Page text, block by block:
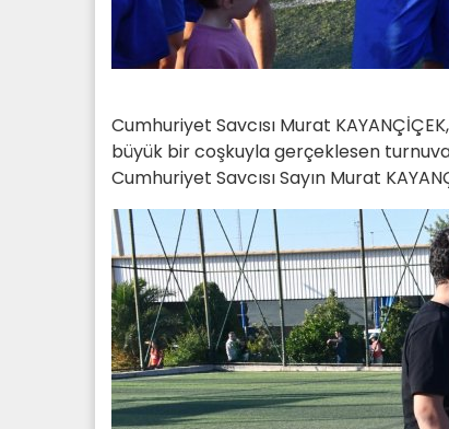
Cumhuriyet Savcısı Murat
büyük bir coşkuyla gerçeklesen
Cumhuriyet Savcısı Sayın Murat